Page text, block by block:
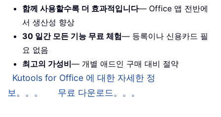
함께 사용할수록 더 효과적입니다— Office 앱 전반에
서 생산성 향상
30 일간 모든 기능 무료 체험— 등록이나 신용카드 필
요 없음
최고의 가성비— 개별 애드인 구매 대비 절약
Kutools for Office 에 대한 자세한 정
보。。。
무료 다운로드。。。